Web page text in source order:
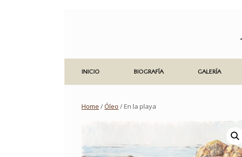
INICIO BIOGRAFÍA GALERÍA
Home /Óleo / En la playa